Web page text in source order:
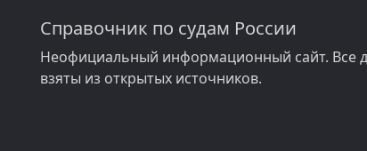
Справочник по судам России
Неофициальный информационный сайт. Все
взяты из открытых источников.